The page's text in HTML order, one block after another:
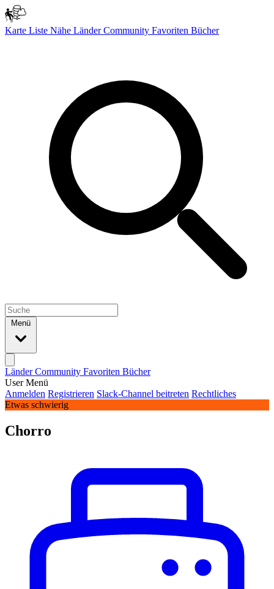
Karte Liste Nähe LänderCommunity Favoriten Bücher
Menü
LänderCommunity Favoriten Bücher
User Menü
Anmelden Registrieren Slack-Channel beitreten Rechtliches
Etwas schwierig
Chorro